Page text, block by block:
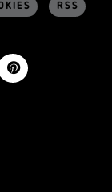
RSS